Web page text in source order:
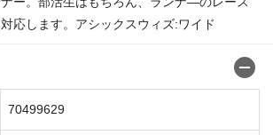
応します。アシックスウィズ:ワイド
70499629